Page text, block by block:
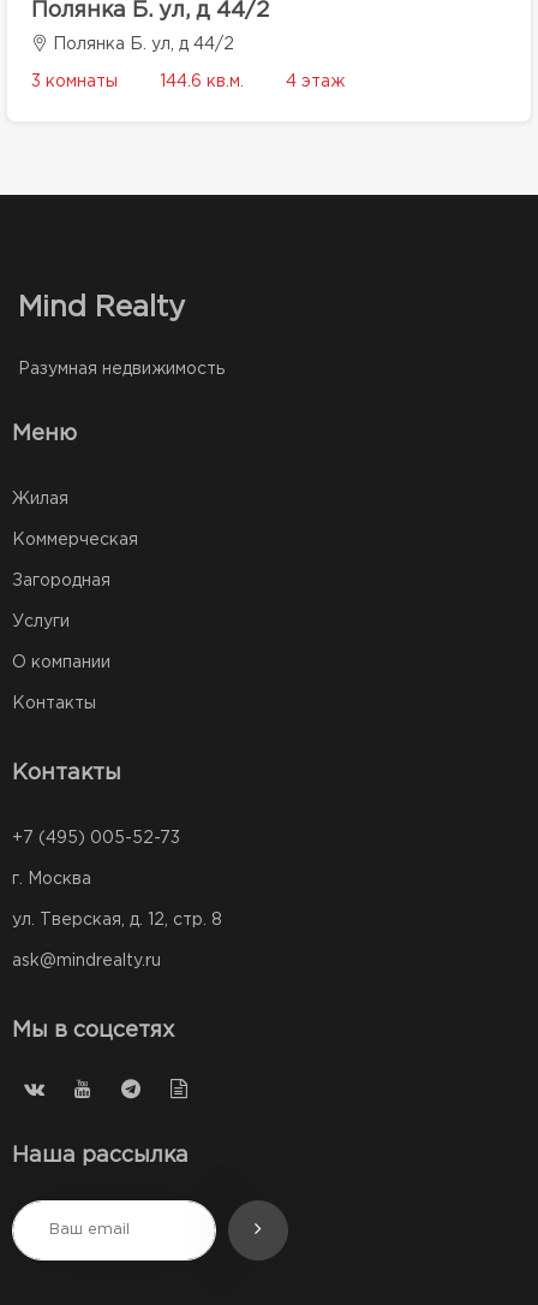
Полянка Б. ул, д 44/2
Полянка Б. ул, д 44/2
3 комнаты 144.6 кв.м. 4 этаж
Mind Realty
Разумная недвижимость
Меню
Жилая
Коммерческая
Загородная
Услуги
О компании
Контакты
Контакты
+7 (495) 005-52-73
г. Москва
ул. Тверская, д. 12, стр. 8
ask@mindrealty.ru
Мы в соцсетях
Наша рассылка